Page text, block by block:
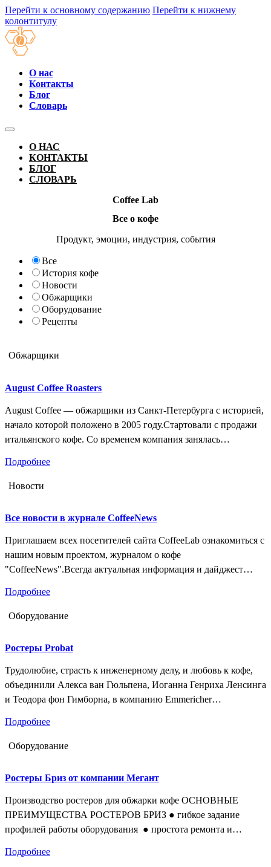
Перейти к основному содержанию Перейти к нижнему
колонтитулу
О нас
Контакты
Блог
Словарь
О НАС
КОНТАКТЫ
БЛОГ
СЛОВАРЬ
Coffee Lab
Все о кофе
Продукт, эмоции, индустрия, события
Все
История кофе
Новости
Обжарщики
Оборудование
Рецепты
Обжарщики
August Coffee Roasters
August Coffee — обжарщики из Санкт-Петербурга с историей,
начало которой положено в 2005 году.Стартовали с продажи
итальянского кофе. Со временем компания занялась
брендом «Тробрат». Сегодня August Coffee Roasters – это
коворкинг для обжарщиков, шоу-рум ростеров «Тробрат» и
Подробнее
Новости
Все новости в журнале CoffeeNews
Приглашаем всех посетителей сайта CoffeeLab ознакомиться с
нашим новым проектом, журналом о кофе
"CoffeeNews".Всегда актуальная информация и дайджест
Подробнее
Оборудование
Ростеры Probat
Трудолюбие, страсть к инженерному делу, и любовь к кофе,
объединили Алекса ван Гюльпена, Иоганна Генриха Ленсинга
и Теодора фон Гимборна, в компанию Emmericher
уже, в 1870, компания запатентовала обжарочный барабан,
вращающийся по горизонтальной оси.Эта технология и новая
Подробнее
Оборудование
Ростеры Бриз от компании Мегант
Производство ростеров для обжарки кофе ОСНОВНЫЕ
ПРЕИМУЩЕСТВА РОСТЕРОВ БРИЗ ● гибкое задание
профилей работы оборудования ● простота ремонта и
электрики и электроники ● исключительная равномерность
Подробнее